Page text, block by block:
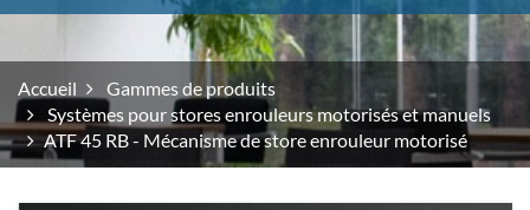
Accueil
Gammes de produits
Systèmes pour stores enrouleurs motorisés et manuels
ATF 45 RB - Mécanisme de store enrouleur motorisé